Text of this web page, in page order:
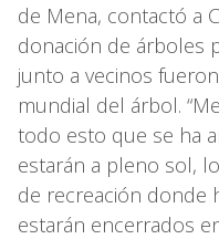
de Mena, contactó a
donación de árboles
junto a vecinos
mundial del árbol.
todo esto que se ha
estarán a pleno sol,
de recreación donde
estarán encerrados